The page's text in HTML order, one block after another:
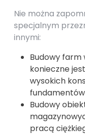
Nie można
specjalnym
innymi:
Budowy farm
konieczne
wysokich
Budowy
pracą